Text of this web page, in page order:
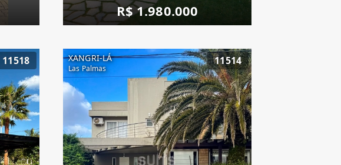
R$ 1.980.000
11518 XANGRI-LÁ
Las Palmas
11514